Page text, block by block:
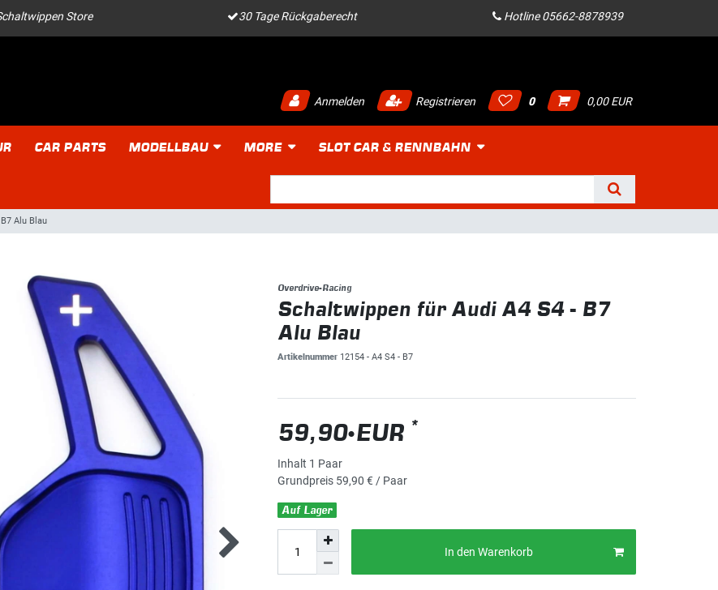
Store 30 Tage Rückgaberecht Hotline 05662-8878939
Anmelden Registrieren 0 0,00 EUR
CAR PARTS MODELLBAU MORE SLOT CAR & RENNBAHN
Alu Blau
Overdrive-Racing
Schaltwippen für Audi A4 S4 - B7
Alu Blau
Artikelnummer 12154 - A4 S4 - B7
59,90 EUR *
Inhalt 1 Paar
Grundpreis 59,90 € / Paar
Auf Lager
In den Warenkorb